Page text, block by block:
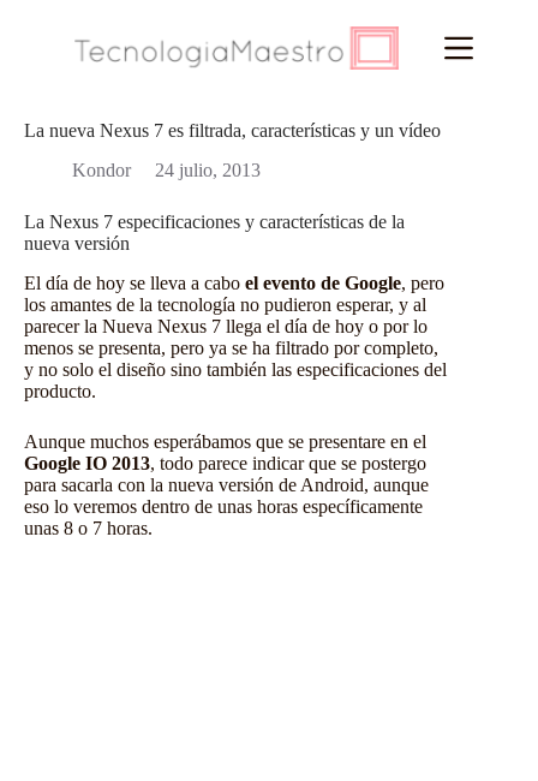
La nueva Nexus 7 es filtrada, características y un vídeo
Kondor
24 julio, 2013
La Nexus 7 especificaciones y características de la
nueva versión
El día de hoy se lleva a cabo el evento de Google, pero
los amantes de la tecnología no pudieron esperar, y al
parecerla Nueva Nexus 7 llega el día de hoy o por lo
menos se presenta, pero ya se ha filtrado por completo,
y no solo el diseño sino también las especificaciones del
producto.
Aunque muchos esperábamos que se presentare en el
Google IO 2013, todo parece indicar que se postergo
para sacarla con la nueva versión de Android, aunque
eso lo veremos dentro de unas horas específicamente
unas 8 o 7 horas.